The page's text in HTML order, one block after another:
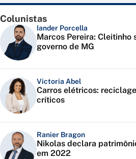
Colunistas
Iander Porcella
Marcos Pereira: Cleitinho
governo de MG
Victoria Abel
Carros elétricos:
críticos
Ranier Bragon
Nikolas declara
em 2022